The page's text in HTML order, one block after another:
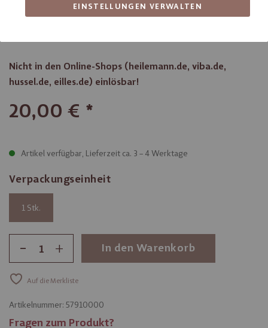
20,00 €
einlösbar in vielen Filialen von Heilemann, Viba, Arko, Hussel
Nicht in den Online-Shops (heilemann.de, viba.de,
hussel.de, eilles.de) einlösbar!
Artikel verfügbar, Lieferzeit ca. 3 – 4 Werktage
Verpackungseinheit
1
- + In den Warenkorb
Auf die Merkliste
Artikelnummer: 57910000
Fragen zum Produkt?
EINSTELLUNGEN VERWALTEN